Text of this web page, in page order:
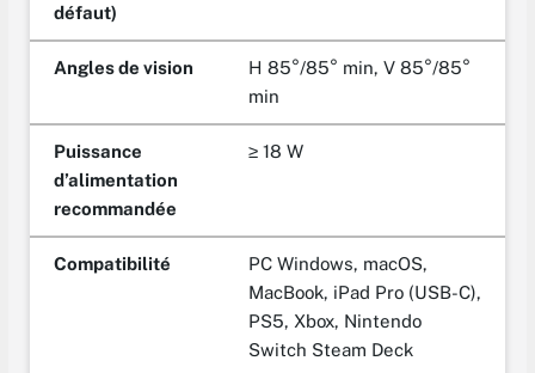
défaut)
Angles de vision
H 85°/85° min, V 85°/85°
min
Puissance
d’alimentation
recommandée
≥ 18 W
Compatibilité
PC Windows, macOS,
MacBook, iPad Pro (USB-C),
PS5, Xbox, Nintendo
Switch Steam Deck